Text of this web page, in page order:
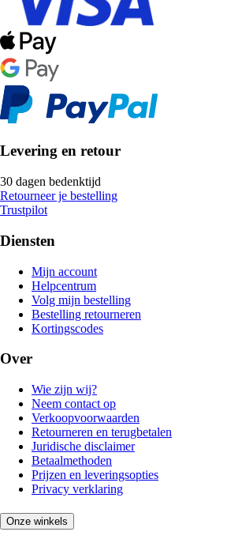
Levering en retour
30 dagen bedenktijd
Retourneer je bestelling
Trustpilot
Diensten
Mijn account
Helpcentrum
Volg mijn bestelling
Bestelling retourneren
Kortingscodes
Over
Wie zijn wij?
Neem contact op
Verkoopvoorwaarden
Retourneren en terugbetalen
Juridische disclaimer
Betaalmethoden
Prijzen en leveringsopties
Privacy verklaring
Onze winkels